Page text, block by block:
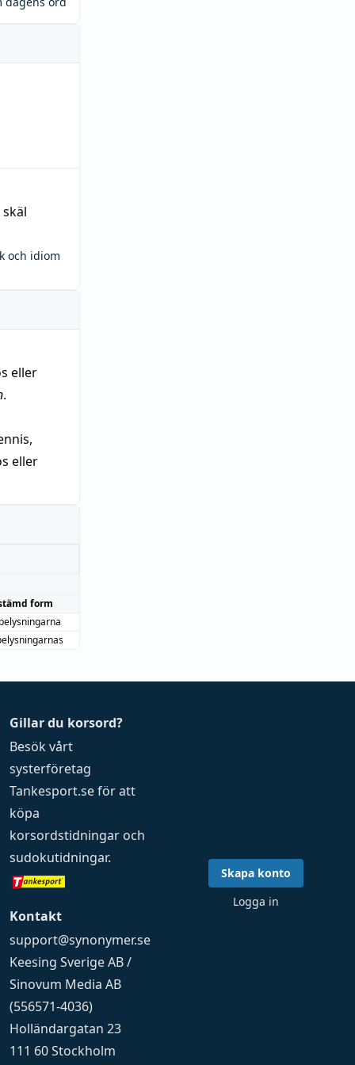
och idiom
eller
.
eller
form
Gillar du korsord?
Besök vårt
systerföretag
Tankesport.seför att
köpa
korsordstidningar och
sudokutidningar.
Kontakt
support@synonymer.se
Keesing Sverige AB /
Sinovum Media AB
(556571-4036)
Holländargatan 23
111 60 Stockholm
Skapa konto
Logga in